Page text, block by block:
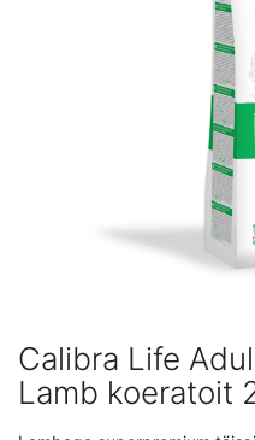
Calibra Life
Lamb koeratoit
pildigalerii
algusesse